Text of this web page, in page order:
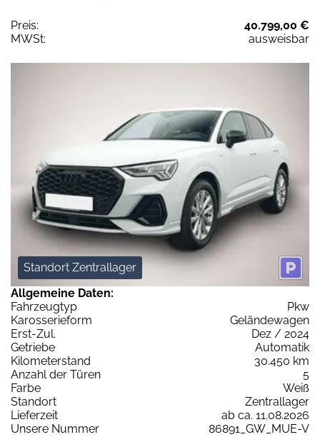
Preis:
40.799,00 €
MWSt:
ausweisbar
Standort Zentrallager
Allgemeine Daten:
Fahrzeugtyp
Pkw
Karosserieform
Geländewagen
Erst-Zul.
Dez / 2024
Getriebe
Automatik
Kilometerstand
30.450 km
Anzahl der Türen
5
Farbe
Weiß
Standort
Zentrallager
Lieferzeit
ab ca. 11.08.2026
Unsere Nummer
86891_GW_MUE-V